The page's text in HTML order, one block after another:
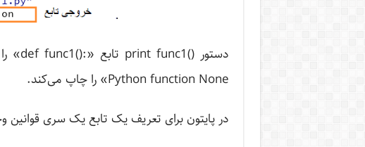
Python function None» را چاپ می‌کند.
در پایتون برای تعریف یک تابع یک سری قوانین